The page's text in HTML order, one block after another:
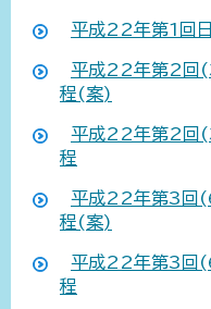
平成22年第1回
平成22年第2回
程(案)
平成22年第2回
程
平成22年第3回
程(案)
平成22年第3回
程